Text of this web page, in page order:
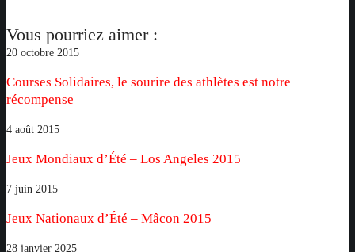
Vous pourriez aimer :
Courses
le
sourire
des
est
notre
20 octobre 2015
Courses Solidaires, le sourire des athlètes est notre
récompense
Jeux
d’Été
–
Angeles
2015
4 août 2015
Jeux Mondiaux d’Été – Los Angeles 2015
Jeux
d’Été
–
7 juin 2015
Jeux Nationaux d’Été – Mâcon 2015
28 janvier 2025